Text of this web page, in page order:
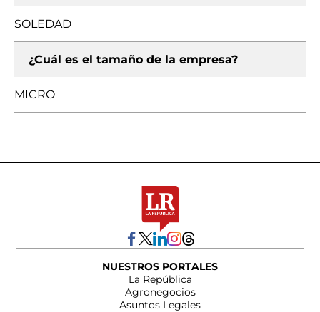
SOLEDAD
¿Cuál es el tamaño de la empresa?
MICRO
NUESTROS PORTALES
La República
Agronegocios
Asuntos Legales